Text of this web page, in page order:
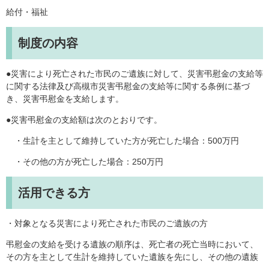
給付・福祉
制度の内容
●災害により死亡された市民のご遺族に対して、災害弔慰金の支給等
に関する法律及び高槻市災害弔慰金の支給等に関する条例に基づ
き、災害弔慰金を支給します。
●災害弔慰金の支給額は次のとおりです。
・生計を主として維持していた方が死亡した場合：500万円
・その他の方が死亡した場合：250万円
活用できる方
・対象となる災害により死亡された市民のご遺族の方
弔慰金の支給を受ける遺族の順序は、死亡者の死亡当時において、
その方を主として生計を維持していた遺族を先にし、その他の遺族